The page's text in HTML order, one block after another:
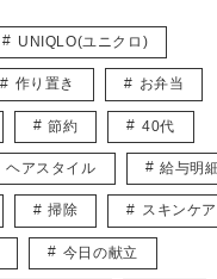
UNIQLO(ユニクロ)
作り置き お弁当
節約 40代
ヘアスタイル 給与明細
掃除 スキンケア
今日の献立